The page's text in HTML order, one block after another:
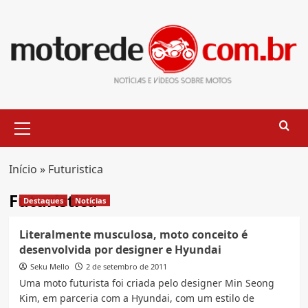
content
Menu
Início » Futuristica
Futuristica
Destaques Notícias
Literalmente musculosa, moto conceito é
desenvolvida por designer e Hyundai
Seku Mello 2 de setembro de 2011
Uma moto futurista foi criada pelo designer Min Seong
Kim, em parceria com a Hyundai, com um estilo de